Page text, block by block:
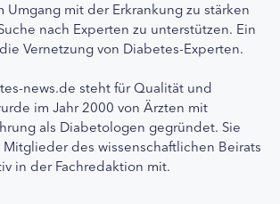
Umgang mit der Erkrankung zu stärken
nach Experten zu unterstützen. Ein
Vernetzung von Diabetes-Experten.
news.de steht für Qualität und
im Jahr 2000 von Ärzten mit
als Diabetologen gegründet. Sie
des wissenschaftlichen Beirats
in der Fachredaktion mit.